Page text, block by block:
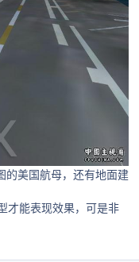
的美国航母，还有地面建
才能表现效果，可是非